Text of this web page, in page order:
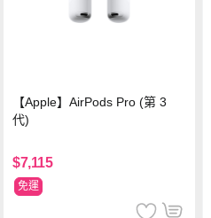
【Apple】AirPods Pro (第 3
代)
$7,115
免運